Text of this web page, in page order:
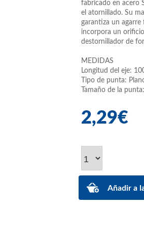
fabricado en acero
el atornillado. Su
garantiza un agarre
incorpora un
destornillador de
MEDIDAS
Longitud del eje:
Tipo de punta:
Tamaño de la
2,29€